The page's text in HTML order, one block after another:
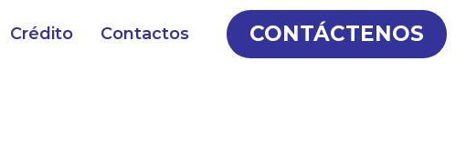
Crédito Contactos CONTÁCTENOS